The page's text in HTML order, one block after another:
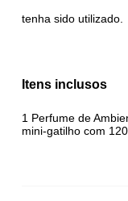
tenha sido utilizado.
Itens inclusos
1 Perfume de
mini-gatilho com